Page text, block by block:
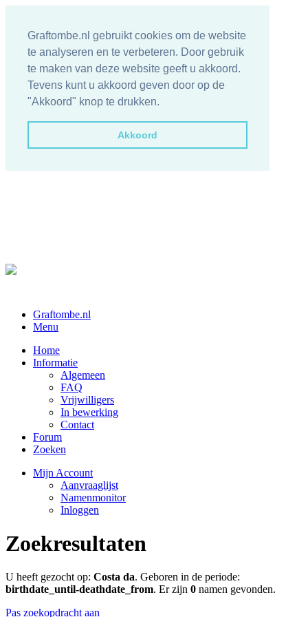
Graftombe.nl gebruikt cookies om de website
te analyseren en te verbeteren. Door gebruik
te maken van deze website geeft u akkoord.
Tevens kunt u akkoord geven door op de
"Akkoord" knop te drukken.
Akkoord
Graftombe.nl
Menu
Home
Informatie
Algemeen
FAQ
Vrijwilligers
In bewerking
Contact
Forum
Zoeken
Mijn Account
Aanvraaglijst
Namenmonitor
Inloggen
Zoekresultaten
U heeft gezocht op: Costa da. Geboren in de periode:
birthdate_until-deathdate_from. Er zijn 0 namen gevonden.
Pas zoekopdracht aan